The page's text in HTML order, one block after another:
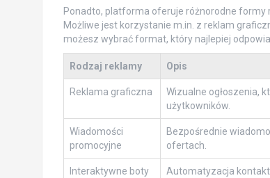
Ponadto, platforma oferuje różnorodne formy
Możliwe jest korzystanie m.in. z reklam
możesz wybrać format, który najlepiej
Rodzaj reklamy Opis
Reklama graficzna
Wizualne ogłoszenia,
użytkowników.
Wiadomości
promocyjne
Bezpośrednie
ofertach.
Interaktywne boty
Automatyzacja